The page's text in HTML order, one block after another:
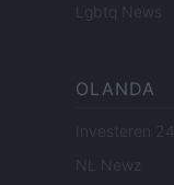
Lgbtq News
OLANDA
Investeren 24
NL Newz